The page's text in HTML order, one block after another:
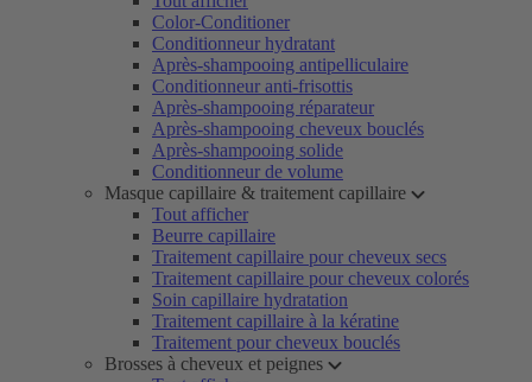
Color-Conditioner
Conditionneur hydratant
Après-shampooing antipelliculaire
Conditionneur anti-frisottis
Après-shampooing réparateur
Après-shampooing cheveux bouclés
Après-shampooing solide
Conditionneur de volume
Masque capillaire & traitement capillaire
Tout afficher
Beurre capillaire
Traitement capillaire pour cheveux secs
Traitement capillaire pour cheveux colorés
Soin capillaire hydratation
Traitement capillaire à la kératine
Traitement pour cheveux bouclés
Brosses à cheveux et peignes